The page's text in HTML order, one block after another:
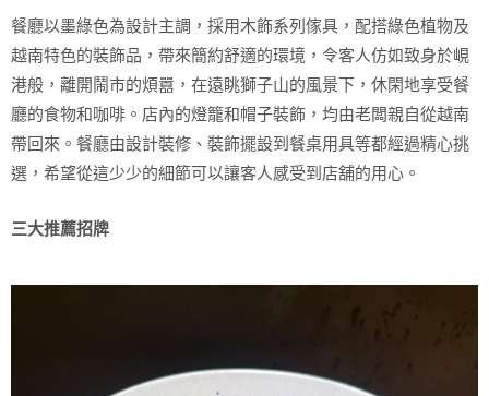
餐廳以墨綠色為設計主調，採用木飾系列傢具，配搭綠色植物及
越南特色的裝飾品，帶來簡約舒適的環境，令客人仿如致身於峴
港般，離開鬧市的煩囂，在遠眺獅子山的風景下，休閑地享受餐
廳的食物和咖啡。店內的燈籠和帽子裝飾，均由老闆親自從越南
帶回來。餐廳由設計裝修、裝飾擺設到餐桌用具等都經過精心挑
選，希望從這少少的細節可以讓客人感受到店舖的用心。
三大推薦招牌